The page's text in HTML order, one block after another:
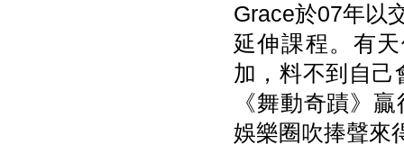
Grace於07年以
延伸課程。有
加，料不到自己
《舞動奇蹟》
娛樂圈吹捧聲來